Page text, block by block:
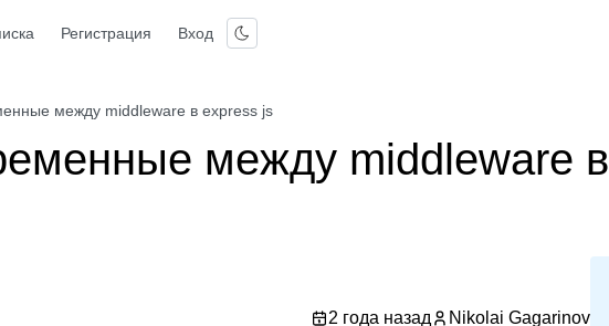
Регистрация Вход
между middleware в express js
между middleware в
2 года назад Nikolai Gagarinov